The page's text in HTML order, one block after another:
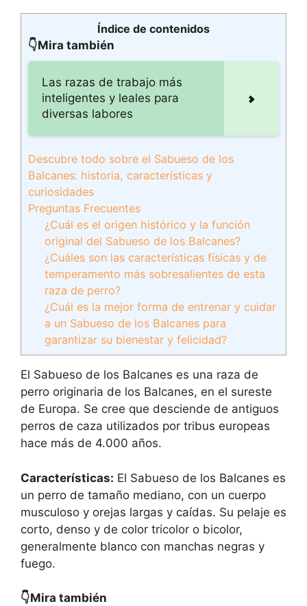
Índice de contenidos
👇Mira también
Las razas de trabajo más
inteligentes y leales para
diversas labores
Descubre todo sobre el Sabueso de los
Balcanes: historia, características y
curiosidades
Preguntas Frecuentes
¿Cuál es el origen histórico y la función
original del Sabueso de los Balcanes?
¿Cuáles son las características físicas y de
temperamento más sobresalientes de esta
raza de perro?
¿Cuál es la mejor forma de entrenar y cuidar
a un Sabueso de los Balcanes para
garantizar su bienestar y felicidad?
El Sabueso de los Balcanes es una raza de
perro originaria de los Balcanes, en el sureste
de Europa. Se cree que desciende de antiguos
perros de caza utilizados por tribus europeas
hace más de 4.000 años.
Características: El Sabueso de los Balcanes es
un perro de tamaño mediano, con un cuerpo
musculoso y orejas largas y caídas. Su pelaje es
corto, denso y de color tricolor o bicolor,
generalmente blanco con manchas negras y
fuego.
👇Mira también